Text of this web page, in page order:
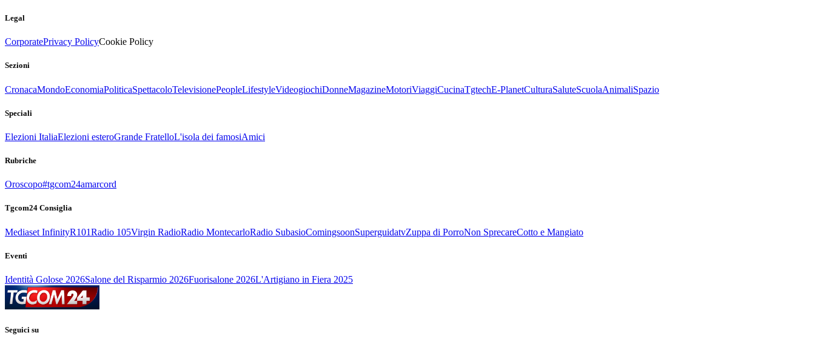
Legal
CorporatePrivacy PolicyCookie Policy
Sezioni
CronacaMondoEconomiaPoliticaSpettacoloTelevisionePeopleLifestyleVideogiochiDonneMagazineMotoriViaggiCucinaTgtechE-PlanetCulturaSaluteScuolaAnimaliSpazio
Speciali
Elezioni ItaliaElezioni esteroGrande FratelloL'isola dei famosiAmici
Rubriche
Oroscopo#tgcom24amarcord
Tgcom24 Consiglia
Mediaset InfinityR101Radio 105Virgin RadioRadio MontecarloRadio SubasioComingsoonSuperguidatvZuppa di PorroNon SprecareCotto e Mangiato
Eventi
Identità Golose 2026Salone del Risparmio 2026Fuorisalone 2026L'Artigiano in Fiera 2025
Seguici su